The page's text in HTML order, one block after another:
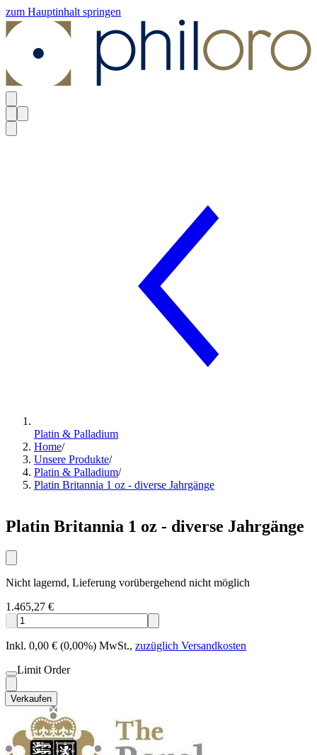
zum Hauptinhalt springen
Platin & Palladium
Home/
Unsere Produkte/
Platin & Palladium/
Platin Britannia 1 oz - diverse Jahrgänge
Platin Britannia 1 oz - diverse Jahrgänge
Nicht lagernd, Lieferung vorübergehend nicht möglich
1.465,27 €
Inkl. 0,00 € (0,00%) MwSt., zuzüglich Versandkosten
Limit Order
Verkaufen